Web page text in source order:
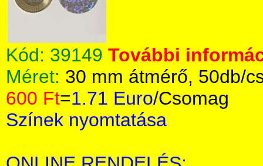
Kód: 39149 További
Méret: 30 mm átmérő, 50db/
600 Ft=1.71 Euro/Csomag
Színek nyomtatása